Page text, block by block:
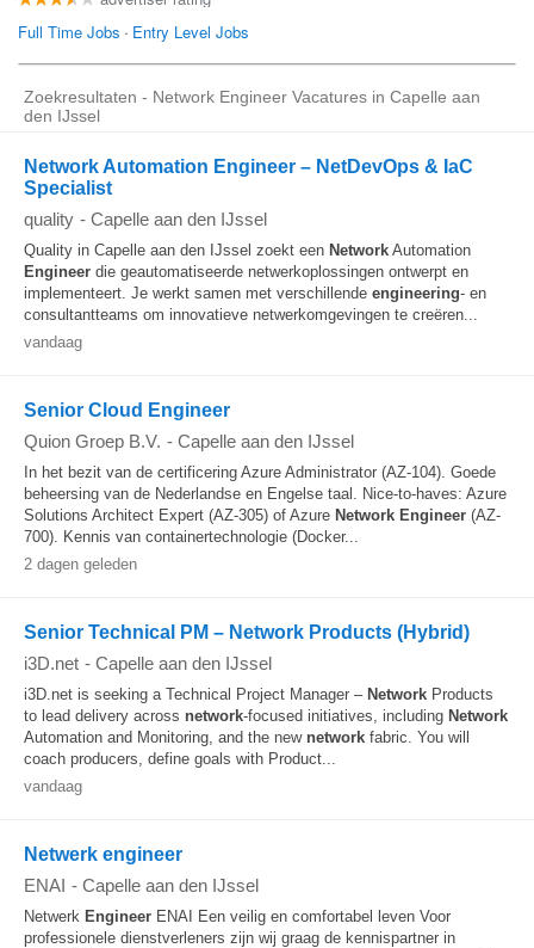
Zoekresultaten - Network Engineer Vacatures in Capelle aan
den IJssel
Network Automation Engineer – NetDevOps & IaC
Specialist
quality - Capelle aan den IJssel
Quality in Capelle aan den IJssel zoekt een Network Automation
Engineer die geautomatiseerde netwerkoplossingen ontwerpt en
implementeert. Je werkt samen met verschillende engineering- en
consultantteams om innovatieve netwerkomgevingen te creëren...
vandaag
Senior Cloud Engineer
Quion Groep B.V. - Capelle aan den IJssel
In het bezit van de certificering Azure Administrator (AZ-104). Goede
beheersing van de Nederlandse en Engelse taal. Nice-to-haves: Azure
Solutions Architect Expert (AZ-305) of Azure Network Engineer (AZ-
700). Kennis van containertechnologie (Docker...
2 dagen geleden
Senior Technical PM – Network Products (Hybrid)
i3D.net - Capelle aan den IJssel
i3D.net is seeking a Technical Project Manager – Network Products
to lead delivery across network-focused initiatives, including Network
Automation and Monitoring, and the new network fabric. You will
coach producers, define goals with Product...
vandaag
Netwerk engineer
ENAI - Capelle aan den IJssel
Netwerk Engineer ENAI Een veilig en comfortabel leven Voor
professionele dienstverleners zijn wij graag de kennispartner in